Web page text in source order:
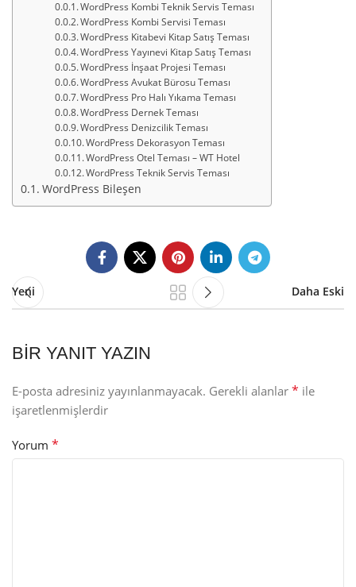
WordPress Kombi Teknik Servis Teması
WordPress Kombi Servisi Teması
WordPress Kitabevi Kitap Satış Teması
WordPress Yayınevi Kitap Satış Teması
WordPress İnşaat Projesi Teması
WordPress Avukat Bürosu Teması
WordPress Pro Halı Yıkama Teması
WordPress Dernek Teması
WordPress Denizcilik Teması
WordPress Dekorasyon Teması
WordPress Otel Teması – WT Hotel
WordPress Teknik Servis Teması
WordPress Bileşen
Yeni Daha Eski
BIR YANIT YAZIN
E-posta adresiniz yayınlanmayacak. Gerekli alanlar * ile
işaretlenmişlerdir
Yorum *